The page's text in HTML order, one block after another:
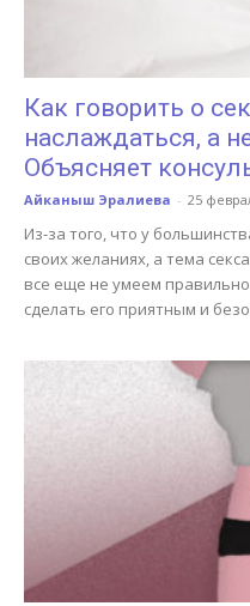
Как говорить о
наслаждаться, а
Объясняет
Айканыш Эралиева - 25
Из-за того, что у
своих желаниях, а тема
все еще не умеем
сделать его приятным и